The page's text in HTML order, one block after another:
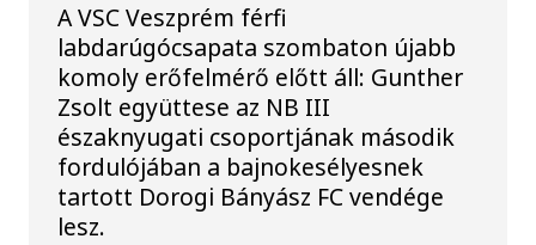
A VSC Veszprém férfi
labdarúgócsapata szombaton újabb
komoly erőfelmérő előtt áll: Gunther
Zsolt együttese az NB III
északnyugati csoportjának második
fordulójában a bajnokesélyesnek
tartott Dorogi Bányász FC vendége
lesz.